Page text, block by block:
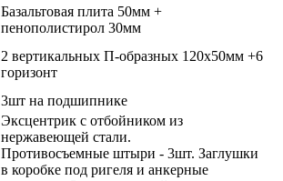
Базальтовая плита 50мм +
пенополистирол 30мм
2 вертикальных П-образных 120х50мм +6
горизонт
3шт на подшипнике
Эксцентрик с отбойником из
нержавеющей стали.
Противосъемные штыри - 3шт. Заглушки
в коробке под ригеля и анкерные